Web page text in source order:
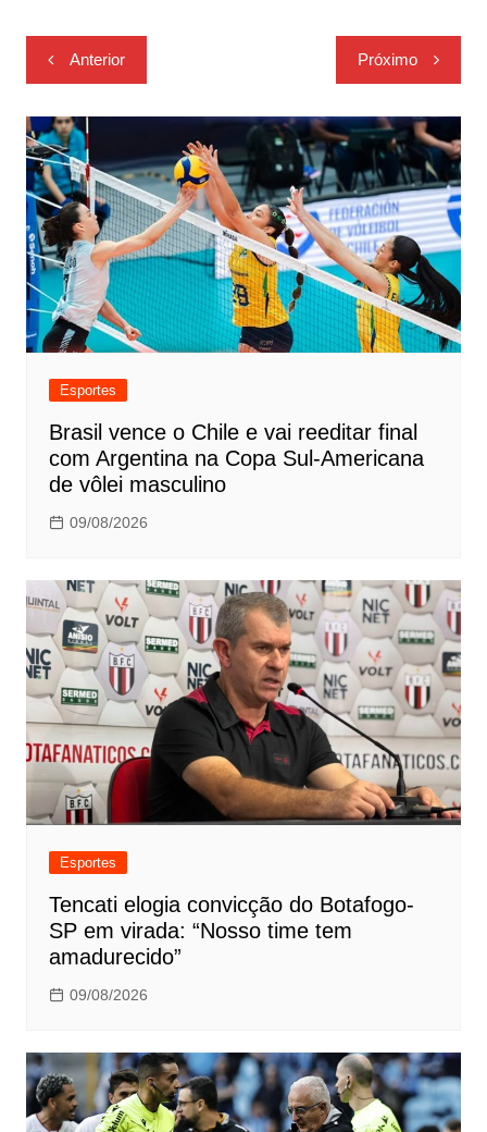
Navegação
de
Post
Anterior Próximo
Esportes
Brasil vence o Chile e vai reeditar final
com Argentina na Copa Sul-Americana
de vôlei masculino
09/08/2026
Esportes
Tencati elogia convicção do Botafogo-
SP em virada: “Nosso time tem
amadurecido”
09/08/2026